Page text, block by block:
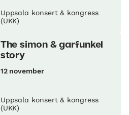
Uppsala konsert & kongress
(UKK)
The simon & garfunkel
story
12 november
Uppsala konsert & kongress
(UKK)